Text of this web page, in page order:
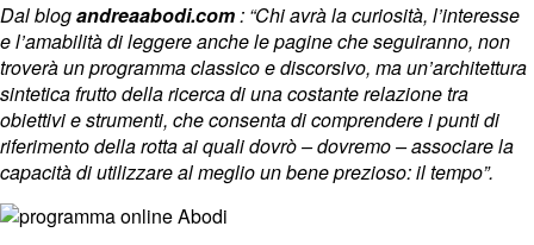
Dal blogandreaabodi.com: “Chi avrà la curiosità, l’interesse
e l’amabilità di leggere anche le pagine che seguiranno, non
troverà un programma classico e discorsivo, ma un’architettura
sintetica frutto della ricerca di una costante relazione tra
obiettivi e strumenti, che consenta di comprendere i punti di
riferimento della rotta ai quali dovrò – dovremo – associare la
capacità di utilizzare al meglio un bene prezioso: il tempo”.